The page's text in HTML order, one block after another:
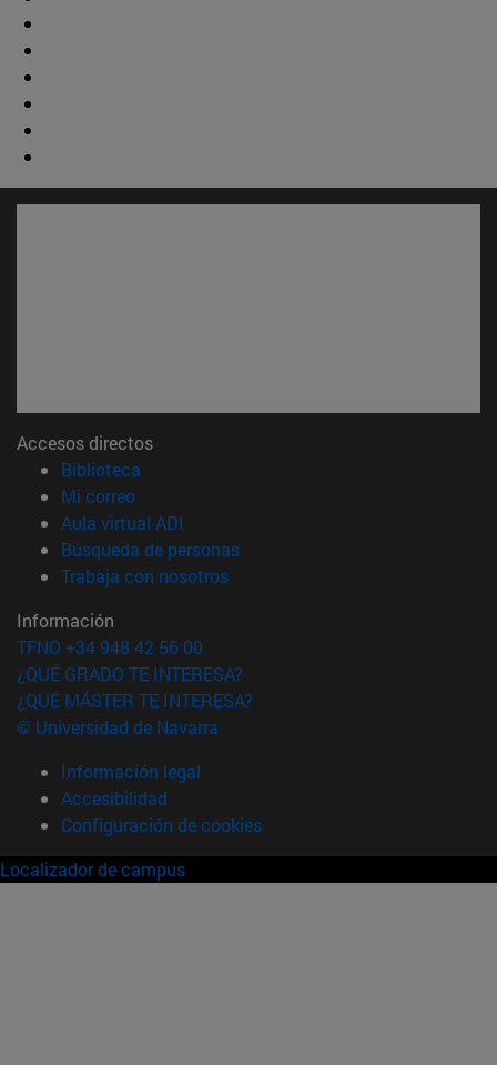
Accesos directos
Biblioteca
Mi correo(abre en nueva ventana)
Aula virtual ADI
Búsqueda de personas(abre en nueva ventana)
Trabaja con nosotros(abre en nueva ventana)
Información
TFNO +34 948 42 56 00
¿QUÉ GRADO TE INTERESA?
¿QUÉ MÁSTER TE INTERESA?
© Universidad de Navarra
Información legal
Accesibilidad
Configuración de cookies
Localizador de campus